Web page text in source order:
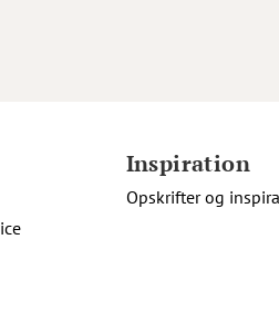
Inspiration
Opskrifter og